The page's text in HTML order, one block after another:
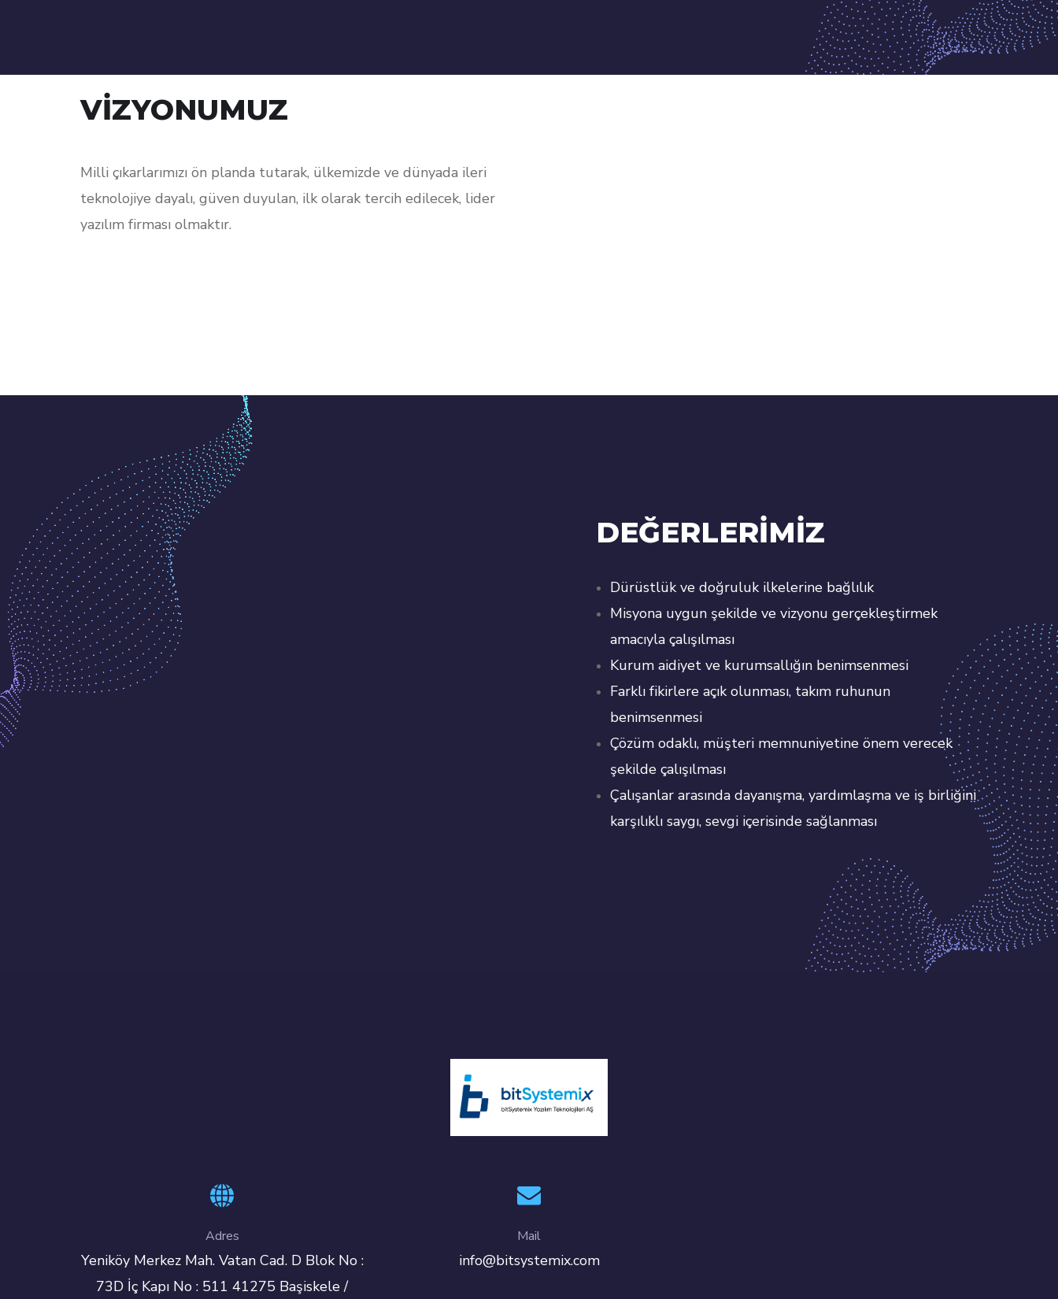
VİZYONUMUZ
Milli çıkarlarımızı ön planda tutarak, ülkemizde ve dünyada ileri
teknolojiye dayalı, güven duyulan, ilk olarak tercih edilecek, lider
yazılım firması olmaktır.
DEĞERLERİMİZ
Dürüstlük ve doğruluk ilkelerine bağlılık
Misyona uygun şekilde ve vizyonu gerçekleştirmek
amacıyla çalışılması
Kurum aidiyet ve kurumsallığın benimsenmesi
Farklı fikirlere açık olunması, takım ruhunun
benimsenmesi
Çözüm odaklı, müşteri memnuniyetine önem verecek
şekilde çalışılması
Çalışanlar arasında dayanışma, yardımlaşma ve iş birliğini
karşılıklı saygı, sevgi içerisinde sağlanması
Adres
Yeniköy Merkez Mah. Vatan Cad. D Blok No :
73D İç Kapı No : 511 41275 Başiskele /
Mail
info@bitsystemix.com